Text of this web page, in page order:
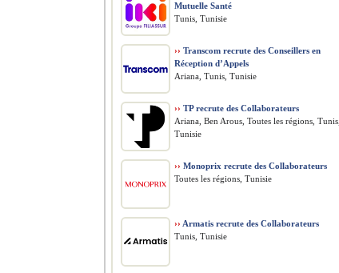
Mutuelle Santé
Tunis, Tunisie
›› Transcom recrute des Conseillers en
Réception d’Appels
Ariana, Tunis, Tunisie
›› TP recrute des Collaborateurs
Ariana, Ben Arous, Toutes les régions, Tunis,
Tunisie
›› Monoprix recrute des Collaborateurs
Toutes les régions, Tunisie
›› Armatis recrute des Collaborateurs
Tunis, Tunisie